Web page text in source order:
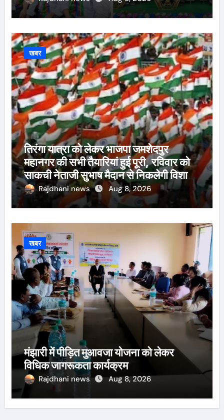
खबर
तिरंगा यात्रा को लेकर भाजपा जमशेदपुर
महानगर की सभी तैयारियां हुई पूरी, रविवार को
साकची नेताजी सुभाष मैदान से निकलेगी विशाल
तिरंगा यात्रा
Rajdhani news Aug 8, 2026
खबर
मंझारी में पीड़ित मुआवजा योजना को लेकर
विधिक जागरूकता कार्यक्रम
Rajdhani news Aug 8, 2026